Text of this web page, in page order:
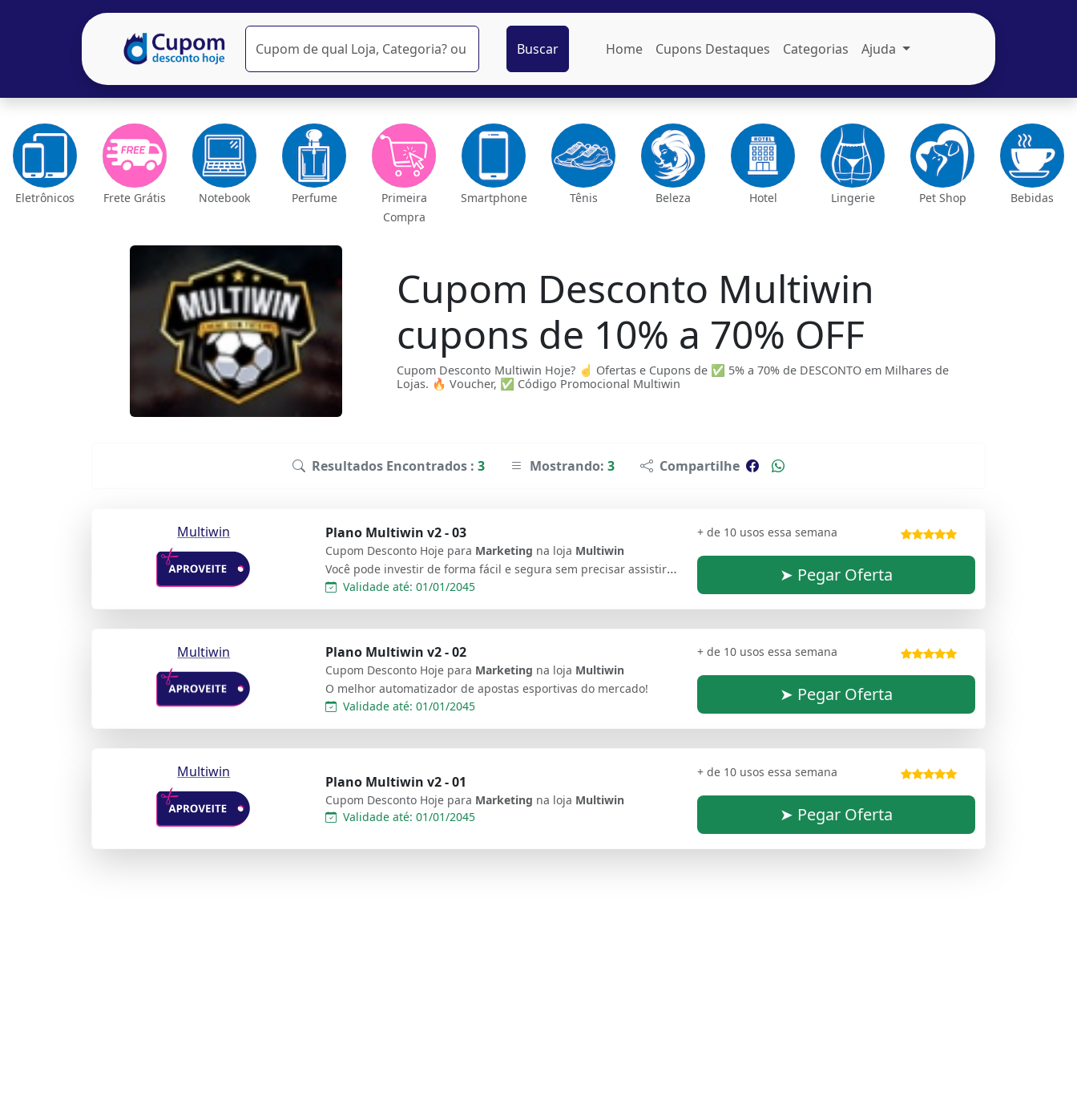
Buscar Home Cupons Destaques Categorias Ajuda
Eletrônicos Frete Grátis Notebook Perfume
Primeira
Compra
Smartphone Tênis Beleza Hotel Lingerie Pet Shop Bebidas
Cupom Desconto Multiwin
cupons de 10% a 70% OFF
Cupom Desconto Multiwin Hoje? ☝ Ofertas e Cupons de ✅ 5% a 70% de DESCONTO em Milhares de
Lojas. 🔥 Voucher, ✅ Código Promocional Multiwin
Resultados Encontrados : 3 Mostrando: 3 Compartilhe
Multiwin Plano Multiwin v2 - 03
Cupom Desconto Hoje para Marketing na loja Multiwin
Você pode investir de forma fácil e segura sem precisar assistir jogos, sem precisar pagar mensalidade em salas de sinais e ficar copiando e colando tudo manualmente.
Validade até: 01/01/2045
+ de 10 usos essa semana
➤ Pegar Oferta
Multiwin Plano Multiwin v2 - 02
Cupom Desconto Hoje para Marketing na loja Multiwin
O melhor automatizador de apostas esportivas do mercado!
Validade até: 01/01/2045
+ de 10 usos essa semana
➤ Pegar Oferta
Multiwin
Plano Multiwin v2 - 01
Cupom Desconto Hoje para Marketing na loja Multiwin
Validade até: 01/01/2045
+ de 10 usos essa semana
➤ Pegar Oferta